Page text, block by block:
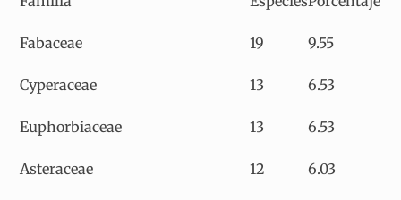
Fabaceae 19 9.55
Cyperaceae 13 6.53
Euphorbiaceae 13 6.53
Asteraceae 12 6.03